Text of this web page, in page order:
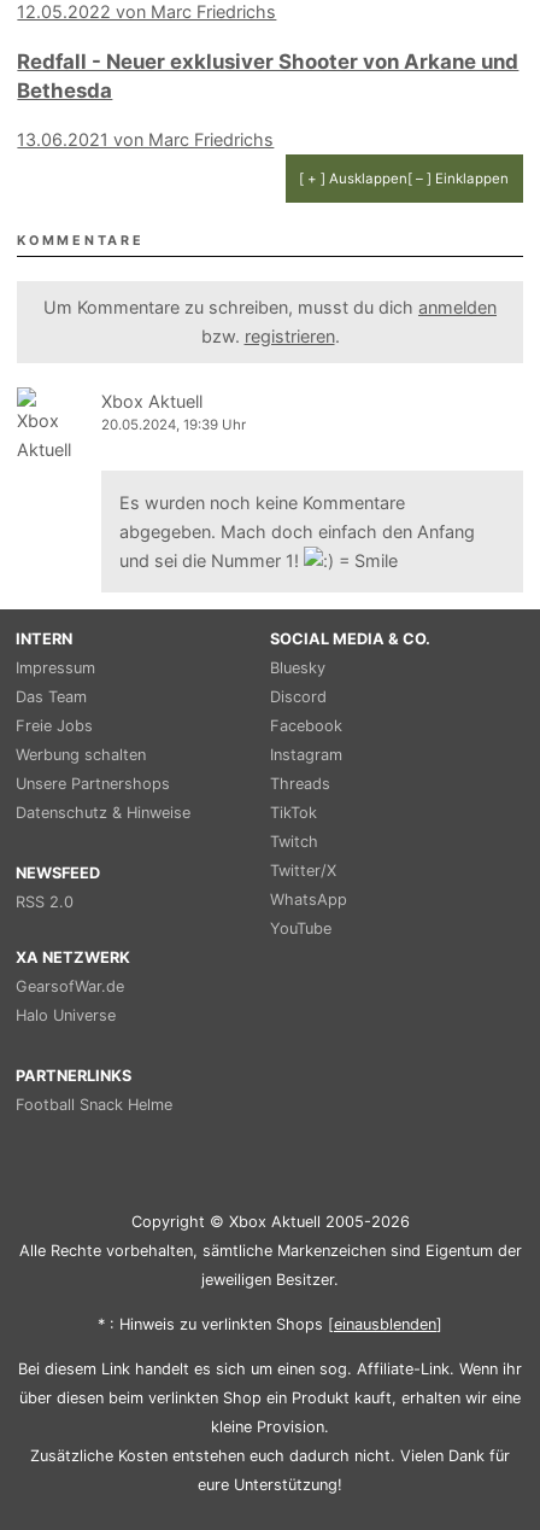
12.05.2022 von Marc Friedrichs
Redfall - Neuer exklusiver Shooter von Arkane und
Bethesda
13.06.2021 von Marc Friedrichs
[ + ] Ausklappen[ – ] Einklappen
KOMMENTARE
Um Kommentare zu schreiben, musst du dich anmelden
bzw. registrieren.
Xbox Aktuell
20.05.2024, 19:39 Uhr
Es wurden noch keine Kommentare
abgegeben. Mach doch einfach den Anfang
und sei die Nummer 1!
INTERN
Impressum
Das Team
Freie Jobs
Werbung schalten
Unsere Partnershops
Datenschutz & Hinweise
NEWSFEED
RSS 2.0
SOCIAL MEDIA & CO.
Bluesky
Discord
Facebook
Instagram
Threads
TikTok
Twitch
Twitter/X
WhatsApp
YouTube
XA NETZWERK
GearsofWar.de
Halo Universe
PARTNERLINKS
Football Snack Helme
Copyright © Xbox Aktuell 2005-2026
Alle Rechte vorbehalten, sämtliche Markenzeichen sind Eigentum der
jeweiligen Besitzer.
* : Hinweis zu verlinkten Shops [einausblenden]
Bei diesem Link handelt es sich um einen sog. Affiliate-Link. Wenn ihr
über diesen beim verlinkten Shop ein Produkt kauft, erhalten wir eine
kleine Provision.
Zusätzliche Kosten entstehen euch dadurch nicht. Vielen Dank für
eure Unterstützung!